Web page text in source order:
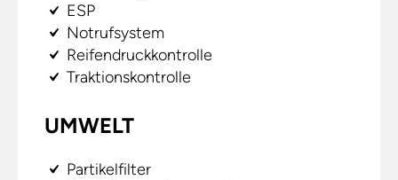
ESP
Notrufsystem
Reifendruckkontrolle
Traktionskontrolle
UMWELT
Partikelfilter